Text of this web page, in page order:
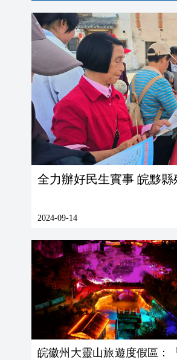
全力辦好民
2024-09-14
皖徽州大靈山旅遊度假區：